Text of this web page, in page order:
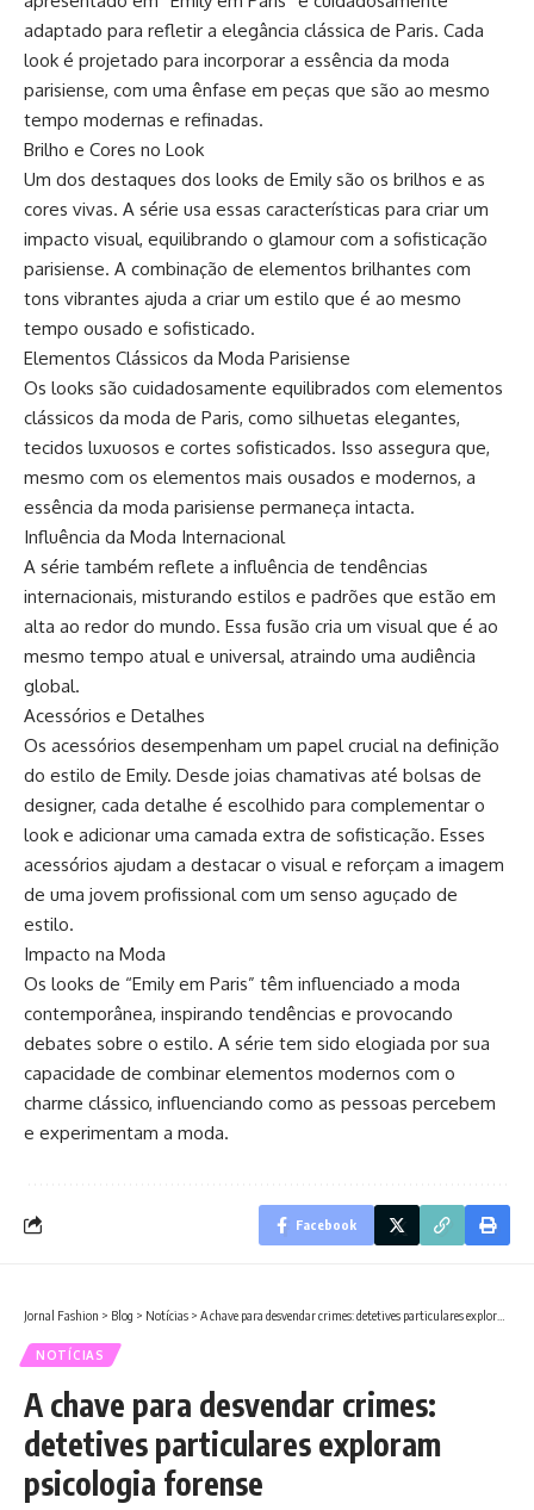
adaptado para refletir a elegância clássica de Paris. Cada
look é projetado para incorporar a essência da moda
parisiense, com uma ênfase em peças que são ao mesmo
tempo modernas e refinadas.
Brilho e Cores no Look
Um dos destaques dos looks de Emily são os brilhos e as
cores vivas. A série usa essas características para criar um
impacto visual, equilibrando o glamour com a sofisticação
parisiense. A combinação de elementos brilhantes com
tons vibrantes ajuda a criar um estilo que é ao mesmo
tempo ousado e sofisticado.
Elementos Clássicos da Moda Parisiense
Os looks são cuidadosamente equilibrados com elementos
clássicos da moda de Paris, como silhuetas elegantes,
tecidos luxuosos e cortes sofisticados. Isso assegura que,
mesmo com os elementos mais ousados e modernos, a
essência da moda parisiense permaneça intacta.
Influência da Moda Internacional
A série também reflete a influência de tendências
internacionais, misturando estilos e padrões que estão em
alta ao redor do mundo. Essa fusão cria um visual que é ao
mesmo tempo atual e universal, atraindo uma audiência
global.
Acessórios e Detalhes
Os acessórios desempenham um papel crucial na definição
do estilo de Emily. Desde joias chamativas até bolsas de
designer, cada detalhe é escolhido para complementar o
look e adicionar uma camada extra de sofisticação. Esses
acessórios ajudam a destacar o visual e reforçam a imagem
de uma jovem profissional com um senso aguçado de
estilo.
Impacto na Moda
Os looks de “Emily em Paris” têm influenciado a moda
contemporânea, inspirando tendências e provocando
debates sobre o estilo. A série tem sido elogiada por sua
capacidade de combinar elementos modernos com o
charme clássico, influenciando como as pessoas percebem
e experimentam a moda.
Facebook
Jornal Fashion > Blog > Notícias > A chave para desvendar crimes: detetives particulares exploram psicologia forense
NOTÍCIAS
A chave para desvendar crimes:
detetives particulares exploram
psicologia forense